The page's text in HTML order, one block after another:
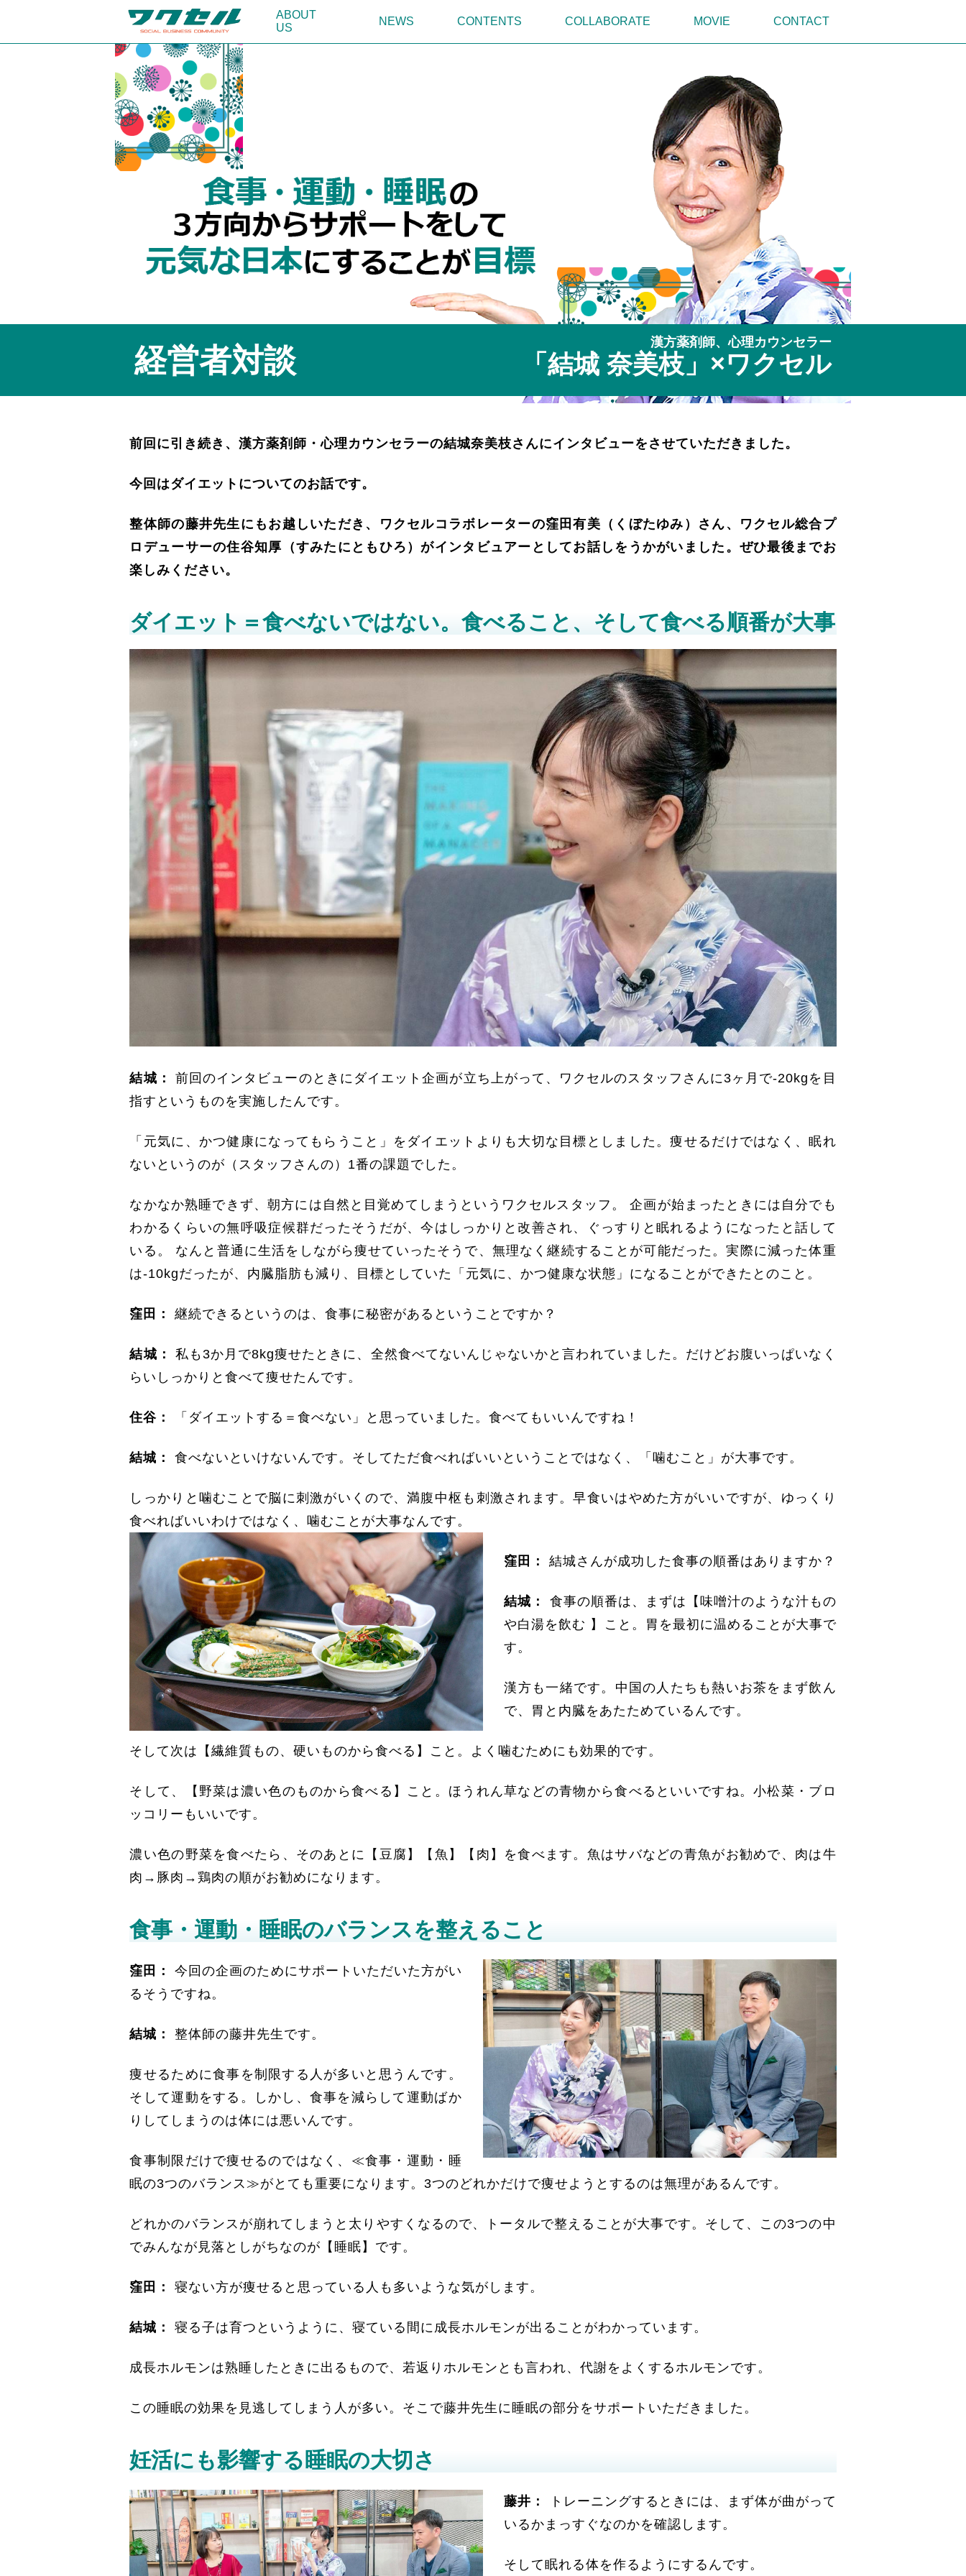
ABOUT
US
NEWS CONTENTS COLLABORATE MOVIE CONTACT
経営者対談 漢方薬剤師、心理カウンセラー
「結城 奈美枝」×ワクセル
前回に引き続き、漢方薬剤師・心理カウンセラーの結城奈美枝さんにインタビューをさせていただきました。
今回はダイエットについてのお話です。
整体師の藤井先生にもお越しいただき、ワクセルコラボレーターの窪田有美（くぼたゆみ）さん、ワクセル総合プ
ロデューサーの住谷知厚（すみたにともひろ）がインタビュアーとしてお話しをうかがいました。ぜひ最後までお
楽しみください。
ダイエット＝食べないではない。食べること、そして食べる順番が大事
結城：
前回のインタビューのときにダイエット企画が立ち上がって、ワクセルのスタッフさんに3ヶ月で-20kgを目
指すというものを実施したんです。
「元気に、かつ健康になってもらうこと」をダイエットよりも大切な目標としました。痩せるだけではなく、眠れ
ないというのが（スタッフさんの）1番の課題でした。
なかなか熟睡できず、朝方には自然と目覚めてしまうというワクセルスタッフ。 企画が始まったときには自分でも
わかるくらいの無呼吸症候群だったそうだが、今はしっかりと改善され、ぐっすりと眠れるようになったと話して
いる。 なんと普通に生活をしながら痩せていったそうで、無理なく継続することが可能だった。実際に減った体重
は-10kgだったが、内臓脂肪も減り、目標としていた「元気に、かつ健康な状態」になることができたとのこと。
窪田： 継続できるというのは、食事に秘密があるということですか？
結城：
私も3か月で8kg痩せたときに、全然食べてないんじゃないかと言われていました。だけどお腹いっぱいなく
らいしっかりと食べて痩せたんです。
住谷： 「ダイエットする＝食べない」と思っていました。食べてもいいんですね！
結城： 食べないといけないんです。そしてただ食べればいいということではなく、「噛むこと」が大事です。
しっかりと噛むことで脳に刺激がいくので、満腹中枢も刺激されます。早食いはやめた方がいいですが、ゆっくり
食べればいいわけではなく、噛むことが大事なんです。
窪田： 結城さんが成功した食事の順番はありますか？
結城：
食事の順番は、まずは【味噌汁のような汁もの
や白湯を飲む 】こと。胃を最初に温めることが大事で
す。
漢方も一緒です。中国の人たちも熱いお茶をまず飲ん
で、胃と内臓をあたためているんです。
そして次は【繊維質もの、硬いものから食べる】こと。よく噛むためにも効果的です。
そして、【野菜は濃い色のものから食べる】こと。ほうれん草などの青物から食べるといいですね。小松菜・ブロ
ッコリーもいいです。
濃い色の野菜を食べたら、そのあとに【豆腐】【魚】【肉】を食べます。魚はサバなどの青魚がお勧めで、肉は牛
肉→豚肉→鶏肉の順がお勧めになります。
食事・運動・睡眠のバランスを整えること
窪田：
今回の企画のためにサポートいただいた方がい
るそうですね。
結城： 整体師の藤井先生です。
痩せるために食事を制限する人が多いと思うんです。
そして運動をする。しかし、食事を減らして運動ばか
りしてしまうのは体には悪いんです。
食事制限だけで痩せるのではなく、≪食事・運動・睡
眠の3つのバランス≫がとても重要になります。3つのどれかだけで痩せようとするのは無理があるんです。
どれかのバランスが崩れてしまうと太りやすくなるので、トータルで整えることが大事です。そして、この3つの中
でみんなが見落としがちなのが【睡眠】です。
窪田： 寝ない方が痩せると思っている人も多いような気がします。
結城： 寝る子は育つというように、寝ている間に成長ホルモンが出ることがわかっています。
成長ホルモンは熟睡したときに出るもので、若返りホルモンとも言われ、代謝をよくするホルモンです。
この睡眠の効果を見逃してしまう人が多い。そこで藤井先生に睡眠の部分をサポートいただきました。
妊活にも影響する睡眠の大切さ
藤井：
トレーニングするときには、まず体が曲がって
いるかまっすぐなのかを確認します。
そして眠れる体を作るようにするんです。